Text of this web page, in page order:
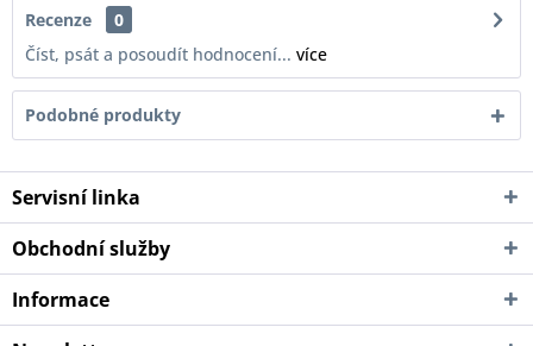
Recenze
0
Číst, psát a posoudít hodnocení... více
Podobné produkty
Servisní linka
Obchodní služby
Informace